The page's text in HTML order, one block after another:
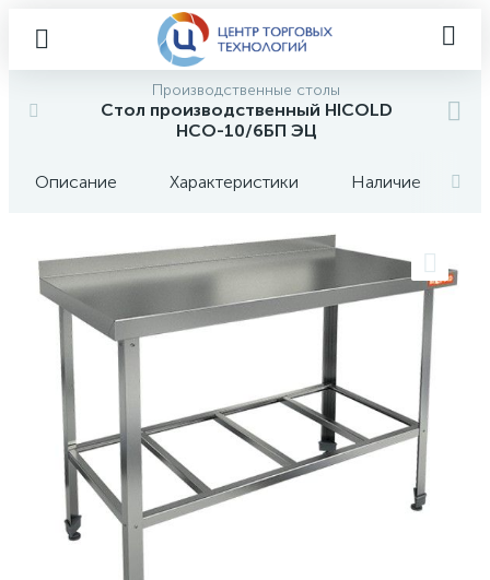
Производственные столы
Стол производственный HICOLD
НСО-10/6БП ЭЦ
Описание Характеристики Наличие